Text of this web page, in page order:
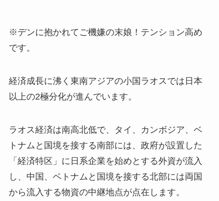
※デンに抱かれてご機嫌の末娘！テンション高め
です。
経済成長に沸く東南アジアの小国ラオスでは日本
以上の2極分化が進んでいます。
ラオス経済は南高北低で、タイ、カンボジア、ベ
トナムと国境を接する南部には、政府が設置した
「経済特区」に日系企業を始めとする外資が流入
し、中国、ベトナムと国境を接する北部には両国
から流入する物資の中継地点が点在します。